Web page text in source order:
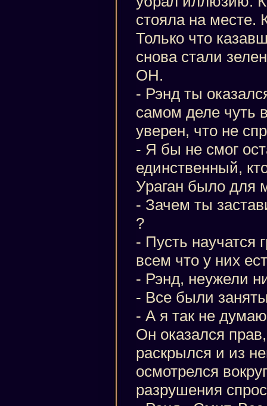
стояла на месте.
Только что
снова стали
ОН.
- Рэнд ты
самом деле чуть
уверен, что не
- Я бы не смог
единственный,
Ураган было для
- Зачем ты
?
- Пусть научатся
всем что у них
- Рэнд, неужели
- Все были
- А я так не думаю
Он оказался
раскрылся и из
осмотрелся
разрушения